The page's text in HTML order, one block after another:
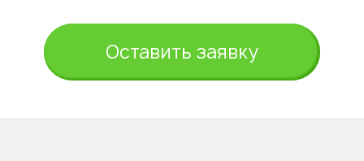
Оставить заявку